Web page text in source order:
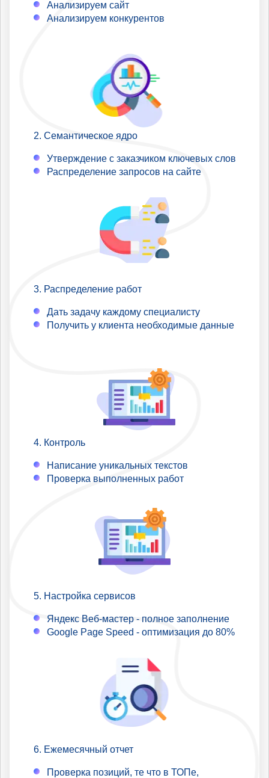
Анализируем сайт
Анализируем конкурентов
Семантическое ядро
Утверждение с заказчиком ключевых слов
Распределение запросов на сайте
Распределение работ
Дать задачу каждому специалисту
Получить у клиента необходимые данные
Контроль
Написание уникальных текстов
Проверка выполненных работ
Настройка сервисов
Яндекс Веб-мастер - полное заполнение
Google Page Speed - оптимизация до 80%
Ежемесячный отчет
Проверка позиций, те что в ТОПе,